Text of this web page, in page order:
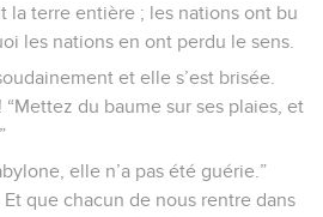
la terre entière ; les nations ont bu
les nations en ont perdu le sens.
et elle s’est brisée.
du baume sur ses plaies, et
elle n’a pas été guérie.”
que chacun de nous rentre dans